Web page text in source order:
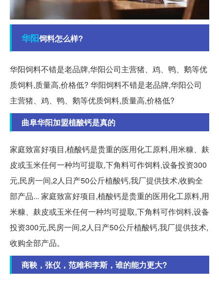
华阳饲料怎么样?
华阳饲料不错是老品牌,华阳公司主营猪、鸡、鸭、鹅等优
质饲料,质量高,价格低? 华阳饲料不错是老品牌,华阳公司
主营猪、鸡、鸭、鹅等优质饲料,质量高,价格低?
曲阜华阳加盟植酸钙是真的
家庭致富好项目,植酸钙是贵重的医用化工原料,用米糠、麸
皮或玉米任何一种均可提取,下角料可作饲料,设备投资300
元,民房一间,2人日产50公斤植酸钙,我厂提供技术,收购全
部产品... 家庭致富好项目,植酸钙是贵重的医用化工原料,用
米糠、麸皮或玉米任何一种均可提取,下角料可作饲料,设备
投资300元,民房一间,2人日产50公斤植酸钙,我厂提供技术,
收购全部产品。
商鞅，张仪，范雎和李斯，谁的能力更大?